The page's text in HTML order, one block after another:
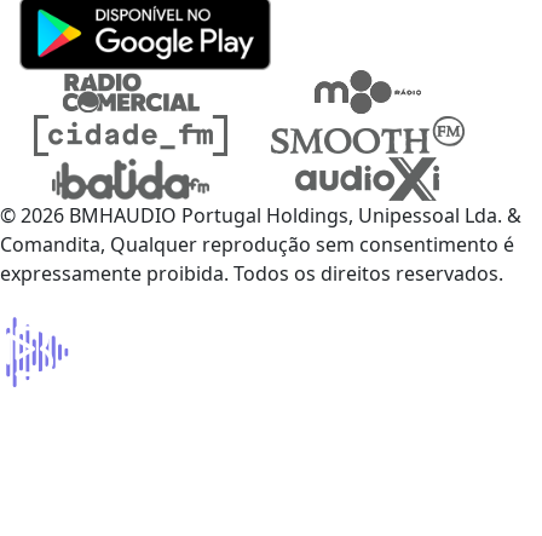
© 2026 BMHAUDIO Portugal Holdings, Unipessoal Lda. &
Comandita, Qualquer reprodução sem consentimento é
expressamente proibida. Todos os direitos reservados.